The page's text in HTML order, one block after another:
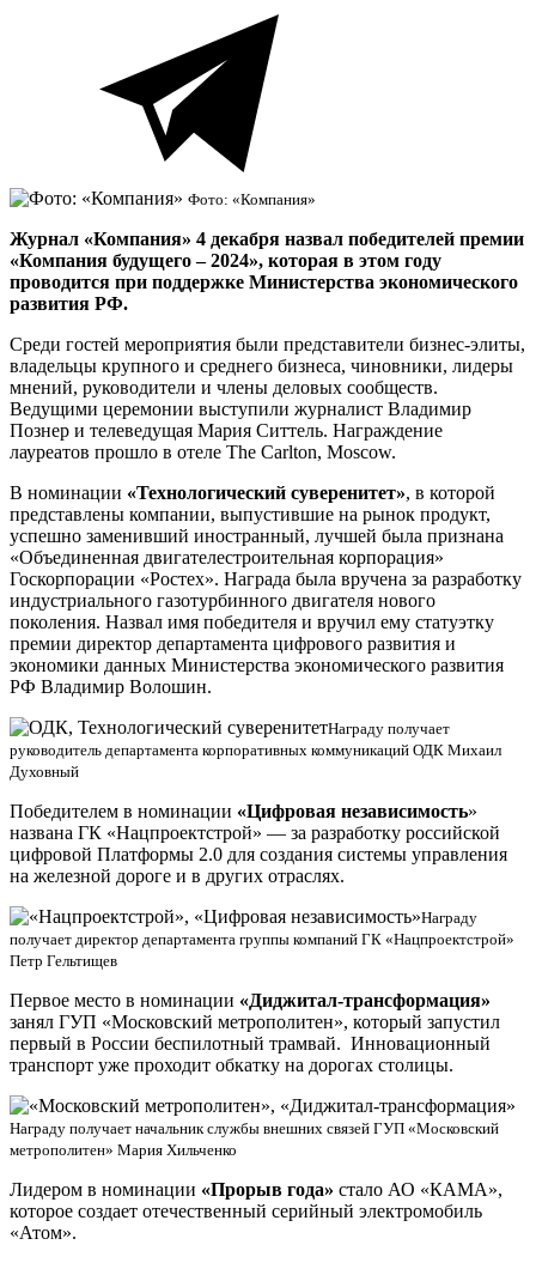
Фото: «Компания»
Журнал «Компания» 4 декабря назвал победителей премии
«Компания будущего – 2024», которая в этом году
проводится при поддержке Министерства экономического
развития РФ.
Среди гостей мероприятия были представители бизнес-элиты,
владельцы крупного и среднего бизнеса, чиновники, лидеры
мнений, руководители и члены деловых сообществ.
Ведущими церемонии выступили журналист Владимир
Познер и телеведущая Мария Ситтель. Награждение
лауреатов прошло в отеле The Carlton, Moscow.
В номинации «Технологический суверенитет», в которой
представлены компании, выпустившие на рынок продукт,
успешно заменивший иностранный, лучшей была признана
«Объединенная двигателестроительная корпорация»
Госкорпорации «Ростех». Награда была вручена за разработку
индустриального газотурбинного двигателя нового
поколения. Назвал имя победителя и вручил ему статуэтку
премии директор департамента цифрового развития и
экономики данных Министерства экономического развития
РФ Владимир Волошин.
Награду получает
руководитель департамента корпоративных коммуникаций ОДК Михаил
Духовный
Победителем в номинации «Цифровая независимость»
названа ГК «Нацпроектстрой» — за разработку российской
цифровой Платформы 2.0 для создания системы управления
на железной дороге и в других отраслях.
Награду
получает директор департамента группы компаний ГК «Нацпроектстрой»
Петр Гельтищев
Первое место в номинации «Диджитал-трансформация»
занял ГУП «Московский метрополитен», который запустил
первый в России беспилотный трамвай. Инновационный
транспорт уже проходит обкатку на дорогах столицы.
Награду получает начальник службы внешних связей ГУП «Московский
метрополитен» Мария Хильченко
Лидером в номинации «Прорыв года» стало АО «КАМА»,
которое создает отечественный серийный электромобиль
«Атом».